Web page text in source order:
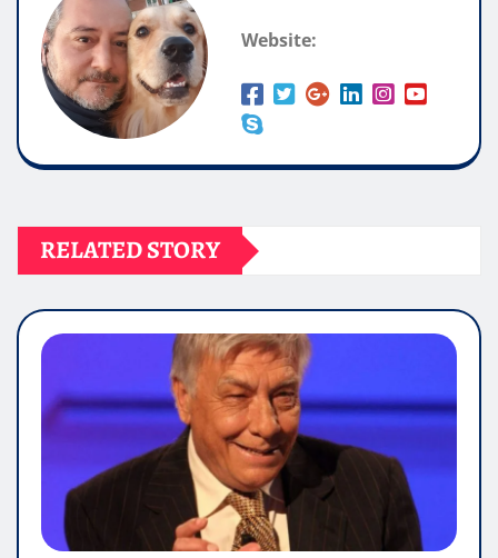
Website:
RELATED STORY